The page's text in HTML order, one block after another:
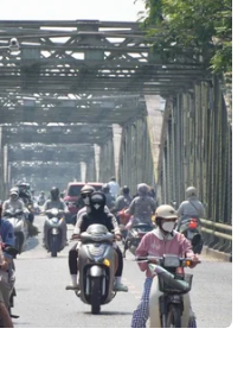
#Hamas
#xung đột
Ai Cập
Anh
Palestine